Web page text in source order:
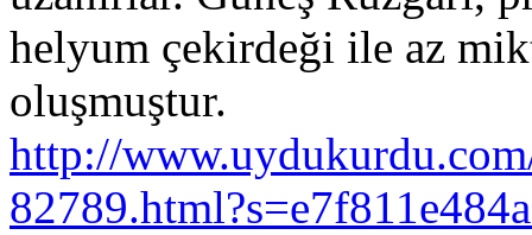
helyum çekirdeği ile az
oluşmuştur.
http://